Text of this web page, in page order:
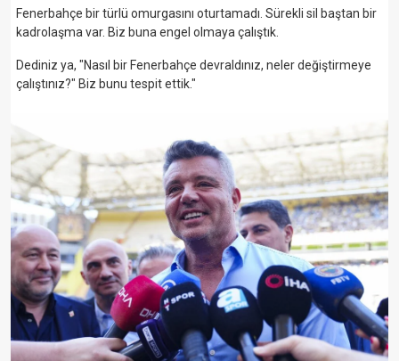
Fenerbahçe bir türlü omurgasını oturtamadı. Sürekli sil baştan bir
kadrolaşma var. Biz buna engel olmaya çalıştık.
Dediniz ya, "Nasıl bir Fenerbahçe devraldınız, neler değiştirmeye
çalıştınız?" Biz bunu tespit ettik."